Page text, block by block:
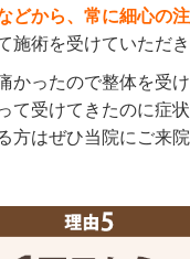
どから、常に細心の
施術を受けていただき
かったので整体を受
て受けてきたのに症
方はぜひ当院にご来院